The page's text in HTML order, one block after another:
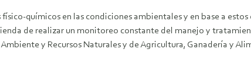
químicos en las condiciones ambientales y en base a
de realizar un monitoreo constante del manejo y
y Recursos Naturales y de Agricultura, Ganadería y